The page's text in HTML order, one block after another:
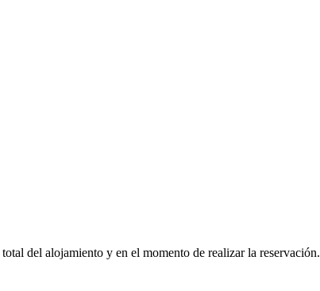
del alojamiento y en el momento de realizar la reservación.